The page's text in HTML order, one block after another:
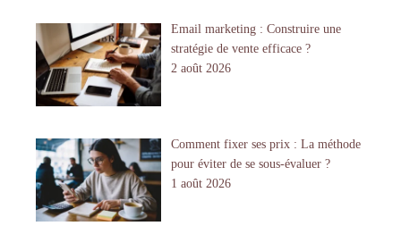
Email marketing : Construire une
stratégie de vente efficace ?
2 août 2026
Comment fixer ses prix : La méthode
pour éviter de se sous-évaluer ?
1 août 2026